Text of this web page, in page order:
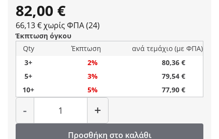
82,00 €
66,13 € χωρίς ΦΠΑ (24)
Έκπτωση όγκου
Qty
Έκπτωση
ανά τεμάχιο (με ΦΠΑ)
3+
2%
80,36 €
5+
3%
79,54 €
10+
5% 77,90 €
-
Ποσότητα
+
Προσθήκη στο καλάθι